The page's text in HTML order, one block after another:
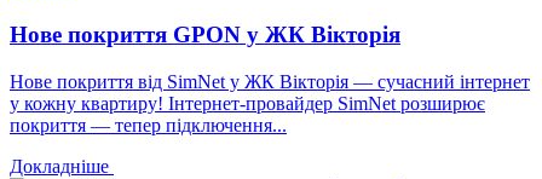
Нове покриття GPON у ЖК Вікторія
Нове покриття від SimNet у ЖК Вікторія — сучасний інтернет
у кожну квартиру! Інтернет-провайдер SimNet розширює
покриття — тепер підключення...
Докладніше